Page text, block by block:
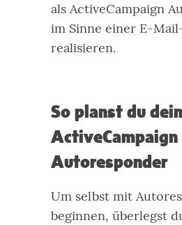
als ActiveCampaign
im Sinne einer E-
realisieren.
So planst du
ActiveCampaign
Autoresponder
Um selbst mit
beginnen, überlegst